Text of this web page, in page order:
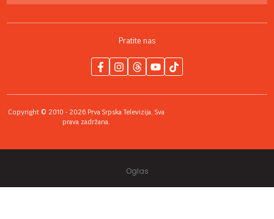
Pratite nas
Copyright © 2010 - 2026 Prva Srpska Televizija. Sva
prava zadržana.